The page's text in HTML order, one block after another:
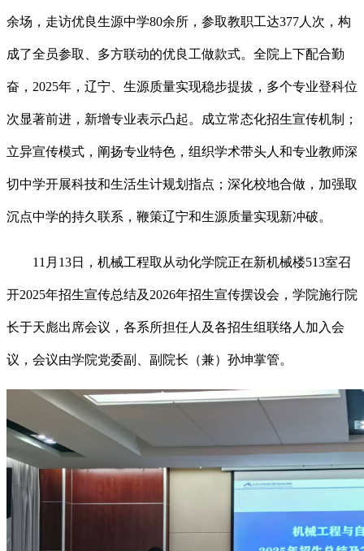
余场，走访优良生源中学80余所，参取教职工达377人次，构
成了全员参取、多方联动的优良工做款式。全院上下配合勤
奋，2025年，辽宁、生源质量实现稳步提拔，多个专业登科位
次显著前进，新增专业表示凸起。成立常态化招生宣传机制；
立异宣传模式，阐扬专业特色，组织学术带头人和专业教师深
切中学开展科技和生活生计规划指点；深化校地合做，加强取
沉点中学的持久联系，鞭策辽宁和生源质量实现新冲破。
11月13日，机械工程取从动化学院正在新机械楼513室召
开2025年招生宣传总结及2026年招生宣传摆设会，学院施行院
长于天彪出席会议，各系所担任人及各招生组联络人加入会
议，会议由学院党委副、副院长（兼）孙坤掌管。